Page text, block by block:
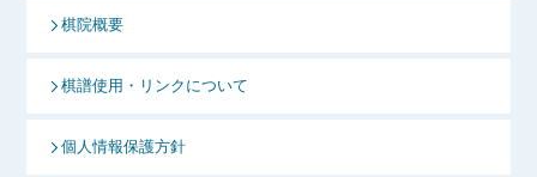
棋院概要
棋譜使用・リンクについて
個人情報保護方針